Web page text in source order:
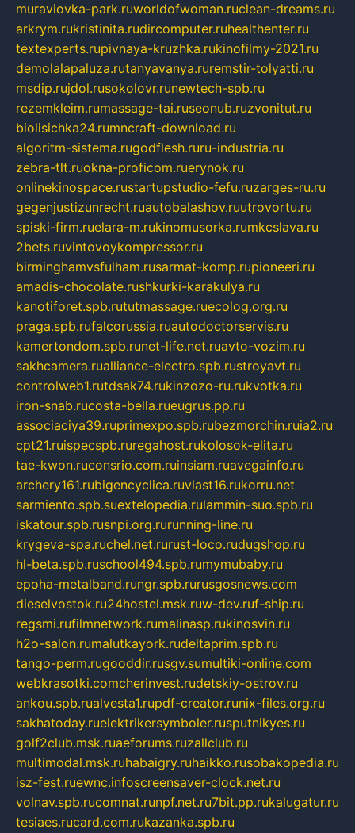
muraviovka-park.ruworldofwoman.ruclean-dreams.ru
arkrym.rukristinita.rudircomputer.ruhealthenter.ru
textexperts.rupivnaya-kruzhka.rukinofilmy-2021.ru
demolalapaluza.rutanyavanya.ruremstir-tolyatti.ru
msdip.rujdol.rusokolovr.runewtech-spb.ru
rezemkleim.rumassage-tai.ruseonub.ruzvonitut.ru
biolisichka24.rumncraft-download.ru
algoritm-sistema.rugodflesh.ruru-industria.ru
zebra-tlt.ruokna-proficom.ruerynok.ru
onlinekinospace.rustartupstudio-fefu.ruzarges-ru.ru
gegenjustizunrecht.ruautobalashov.ruutrovortu.ru
spiski-firm.ruelara-m.rukinomusorka.rumkcslava.ru
2bets.ruvintovoykompressor.ru
birminghamvsfulham.rusarmat-komp.rupioneeri.ru
amadis-chocolate.rushkurki-karakulya.ru
kanotiforet.spb.rututmassage.ruecolog.org.ru
praga.spb.rufalcorussia.ruautodoctorservis.ru
kamertondom.spb.runet-life.net.ruavto-vozim.ru
sakhcamera.rualliance-electro.spb.rustroyavt.ru
controlweb1.rutdsak74.rukinzozo-ru.rukvotka.ru
iron-snab.rucosta-bella.rueugrus.pp.ru
associaciya39.ruprimexpo.spb.rubezmorchin.ruia2.ru
cpt21.ruispecspb.ruregahost.rukolosok-elita.ru
tae-kwon.ruconsrio.com.ruinsiam.ruavegainfo.ru
archery161.rubigencyclica.ruvlast16.rukorru.net
sarmiento.spb.suextelopedia.rulammin-suo.spb.ru
iskatour.spb.rusnpi.org.rurunning-line.ru
krygeva-spa.ruchel.net.rurust-loco.rudugshop.ru
hl-beta.spb.ruschool494.spb.rumymubaby.ru
epoha-metalband.rungr.spb.rurusgosnews.com
dieselvostok.ru24hostel.msk.ruw-dev.ruf-ship.ru
regsmi.rufilmnetwork.rumalinasp.rukinosvin.ru
h2o-salon.rumalutkayork.rudeltaprim.spb.ru
tango-perm.rugooddir.rusgv.sumultiki-online.com
webkrasotki.comcherinvest.rudetskiy-ostrov.ru
ankou.spb.rualvesta1.rupdf-creator.runix-files.org.ru
sakhatoday.ruelektrikersymboler.rusputnikyes.ru
golf2club.msk.ruaeforums.ruzallclub.ru
multimodal.msk.ruhabaigry.ruhaikko.rusobakopedia.ru
isz-fest.ruewnc.infoscreensaver-clock.net.ru
volnav.spb.rucomnat.runpf.net.ru7bit.pp.rukalugatur.ru
tesiaes.rucard.com.rukazanka.spb.ru